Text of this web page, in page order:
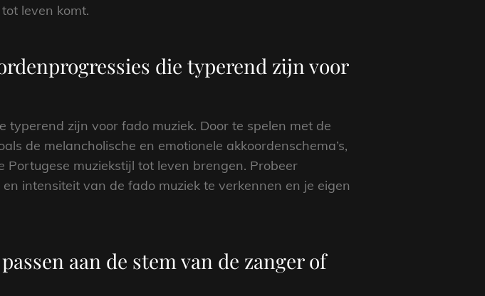
leven komt.
die typerend zijn voor
zijn voor fado muziek. Door te spelen met de
de melancholische en emotionele akkoordenschema’s,
muziekstijl tot leven brengen. Probeer
intensiteit van de fado muziek te verkennen en je eigen
aan de stem van de zanger of